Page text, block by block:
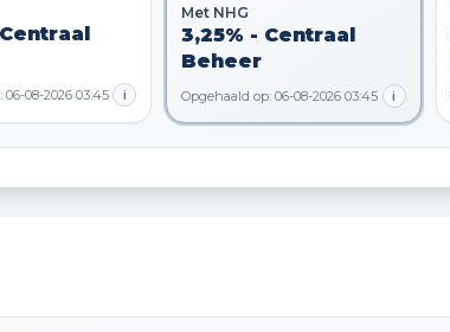
08-2026 03:45 i
Met NHG
3,25% - Centraal
Beheer
Opgehaald op: 06-08-2026 03:45 i